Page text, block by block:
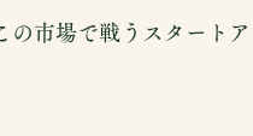
の市場で戦うスタート